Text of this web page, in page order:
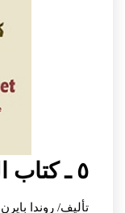
٥ ـ كتاب السر
تأليف/ روندا